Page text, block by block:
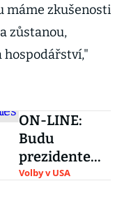
máme zkušenosti
zůstanou,
hospodářství,"
ON-LINE:
Budu
prezidentem
všech
Volby v USA